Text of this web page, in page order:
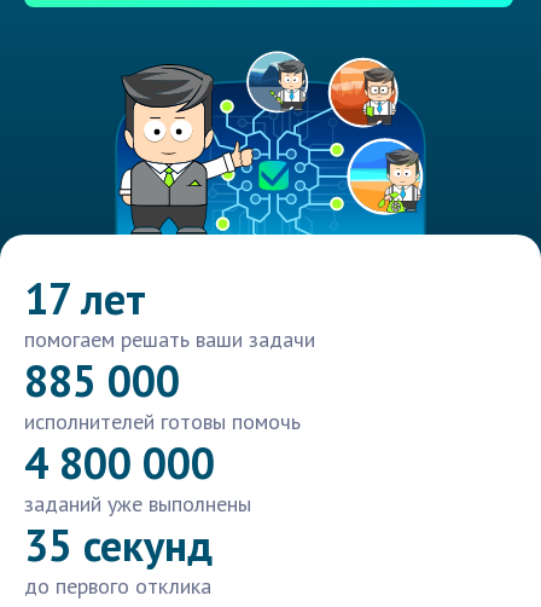
17 лет
помогаем решать ваши задачи
885 000
исполнителей готовы помочь
4 800 000
заданий уже выполнены
35 секунд
до первого отклика